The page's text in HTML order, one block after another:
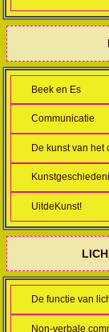
Beek en Es
Communicatie
De kunst van het
UitdeKunst!
De functie van
Non-verbale